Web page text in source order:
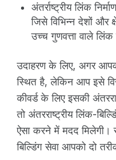
अंतर्राष्ट्रीय लिंक
जिसे विभिन्न देशों और
उच्च गुणवत्ता वाले
उदाहरण के लिए, अगर
स्थित है, लेकिन आप इसे
कीवर्ड के लिए इसकी
तो अंतरराष्ट्रीय लिंक-
ऐसा करने में मदद मिलेगी।
बिल्डिंग सेवा आपको दो